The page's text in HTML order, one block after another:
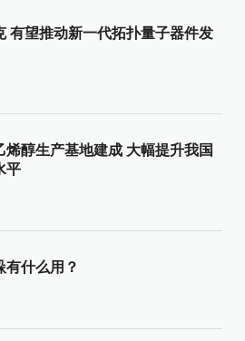
有望推动新一代拓扑量子器件发
醇生产基地建成 大幅提升我国
平
有什么用？